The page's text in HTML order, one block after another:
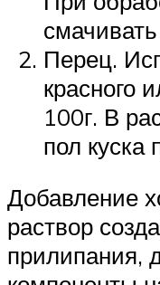
Перец.
красного
100г. В
пол куска
Добавление
раствор
прилипания,